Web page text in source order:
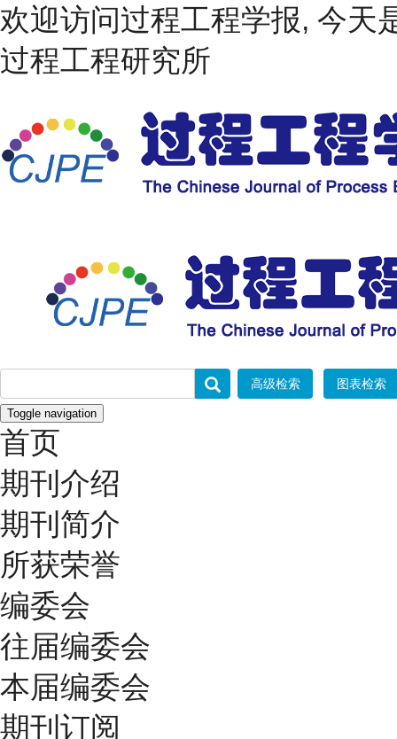
欢迎访问过程工程学报, 今天
过程工程研究所
Toggle navigation
首页
期刊介绍
期刊简介
所获荣誉
编委会
往届编委会
本届编委会
期刊订阅